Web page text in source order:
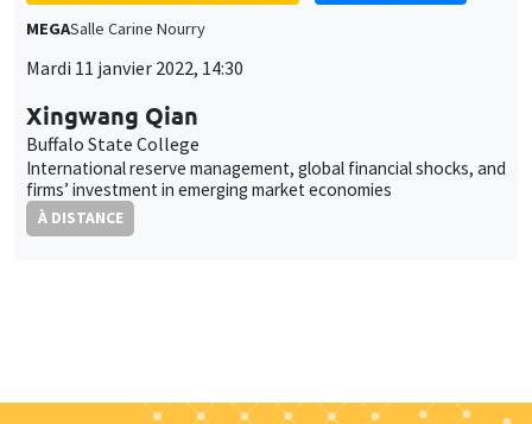
MEGASalle Carine Nourry
Mardi 11 janvier 2022, 14:30
Xingwang Qian
Buffalo State College
International reserve management, global financial shocks, and
firms’ investment in emerging market economies
À DISTANCE